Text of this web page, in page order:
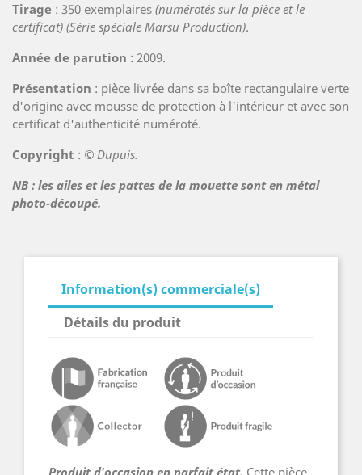
Tirage : 350 exemplaires (numérotés sur la pièce et le
certificat) (Série spéciale Marsu Production).
Année de parution : 2009.
Présentation : pièce livrée dans sa boîte rectangulaire verte
d'origine avec mousse de protection à l'intérieur et avec son
certificat d'authenticité numéroté.
Copyright : © Dupuis.
NB : les ailes et les pattes de la mouette sont en métal
photo-découpé.
Information(s) commerciale(s)
Détails du produit
Produit d'occasion en parfait état. Cette pièce